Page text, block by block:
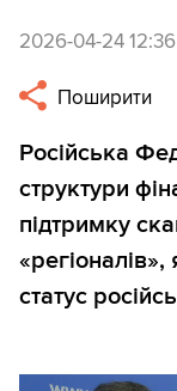
2026-04-24 12:36
Поширити
Російська
структури
підтримку
статус